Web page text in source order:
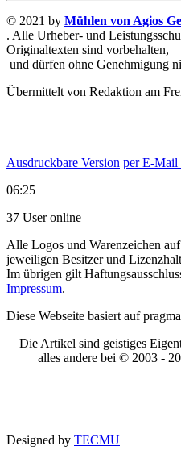
© 2021 by Mühlen von Agios
. Alle Urheber- und
Originaltexten sind vorbehalten,
und dürfen ohne Genehmigung
Übermittelt von Redaktion am
Ausdruckbare Version per E-Mail
06:25
37 User online
Alle Logos und Warenzeichen
jeweiligen Besitzer und
Im übrigen gilt
Impressum.
Diese Webseite basiert auf
Die Artikel sind geistiges
alles andere bei © 2003 -
Designed by TECMU